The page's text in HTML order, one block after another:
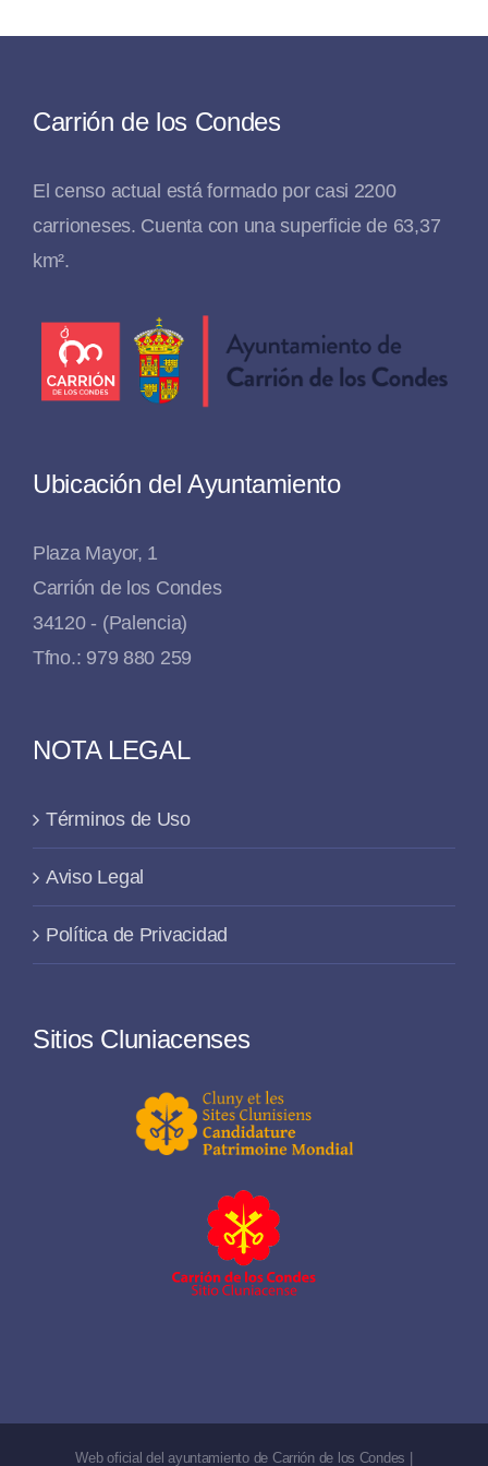
Carrión de los Condes
El censo actual está formado por casi 2200
carrioneses. Cuenta con una superficie de 63,37
km².
Ubicación del Ayuntamiento
Plaza Mayor, 1
Carrión de los Condes
34120 - (Palencia)
Tfno.: 979 880 259
NOTA LEGAL
Términos de Uso
Aviso Legal
Política de Privacidad
Sitios Cluniacenses
Web oficial del ayuntamiento de Carrión de los Condes |